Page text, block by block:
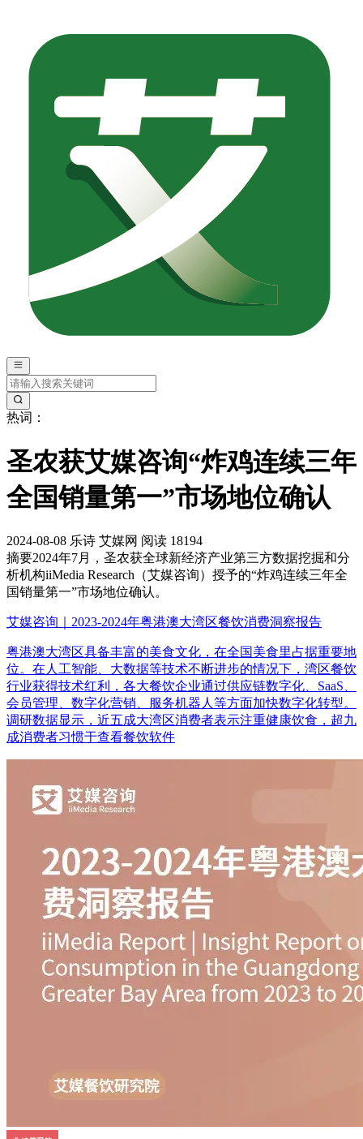
热词：
圣农获艾媒咨询“炸鸡连续三年
全国销量第一”市场地位确认
2024-08-08 乐诗 艾媒网 阅读 18194
摘要2024年7月，圣农获全球新经济产业第三方数据挖掘和分
析机构iiMedia Research（艾媒咨询）授予的“炸鸡连续三年全
国销量第一”市场地位确认。
艾媒咨询｜2023-2024年粤港澳大湾区餐饮消费洞察报告
粤港澳大湾区具备丰富的美食文化，在全国美食里占据重要地
位。在人工智能、大数据等技术不断进步的情况下，湾区餐饮
行业获得技术红利，各大餐饮企业通过供应链数字化、SaaS、
会员管理、数字化营销、服务机器人等方面加快数字化转型。
调研数据显示，近五成大湾区消费者表示注重健康饮食，超九
成消费者习惯于查看餐饮软件